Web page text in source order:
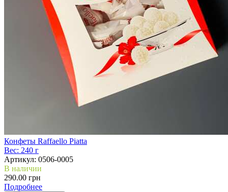
Конфеты Raffaello Piatta
Вес: 240 г
Артикул: 0506-0005
В наличии
290.00 грн
Подробнее